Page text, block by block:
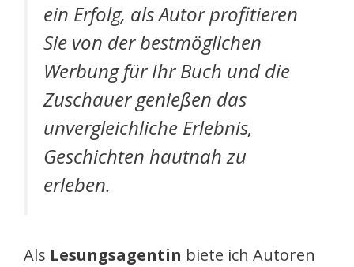
ein Erfolg, als Autor profitieren
Sie von der bestmöglichen
Werbung für Ihr Buch und die
Zuschauer genießen das
unvergleichliche Erlebnis,
Geschichten hautnah zu
erleben.
Als Lesungsagentin biete ich Autoren